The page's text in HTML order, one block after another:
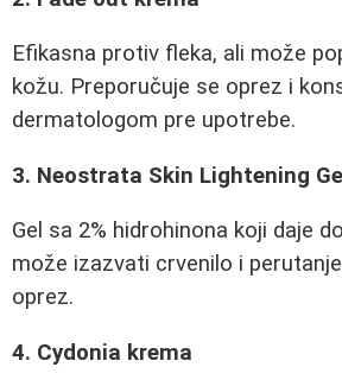
Efikasna protiv fleka, ali može
kožu. Preporučuje se oprez i
dermatologom pre upotrebe.
3. Neostrata Skin Lightening Gel
Gel sa 2% hidrohinona koji daje
može izazvati crvenilo i
oprez.
4. Cydonia krema